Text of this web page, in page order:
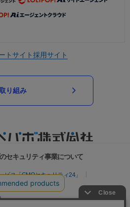
トサイト採用サイト
り組み
セキュリティ事業について
ス「GMOセキュリティ24」
リスク診断